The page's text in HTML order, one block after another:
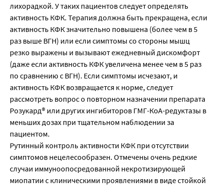
лихорадкой. У таких пациентов следует определять
активность КФК. Терапия должна быть прекращена, если
активность КФК значительно повышена (более чем в 5
раз выше ВГН) или если симптомы со стороны мышц
резко выражены и вызывают ежедневный дискомфорт
(даже если активность КФК увеличена менее чем в 5 раз
по сравнению с ВГН). Если симптомы исчезают, и
активность КФК возвращается к норме, следует
рассмотреть вопрос о повторном назначении препарата
Розукард® или других ингибиторов ГМГ-КоА-редуктазы в
меньших дозах при тщательном наблюдении за
пациентом.
Рутинный контроль активности КФК при отсутствии
симптомов нецелесообразен. Отмечены очень редкие
случаи иммуноопосредованной некротизирующей
миопатии с клиническими проявлениями в виде стойкой